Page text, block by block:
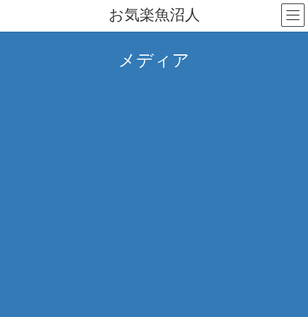
テ
ゲ
お気楽魚沼人
メディア